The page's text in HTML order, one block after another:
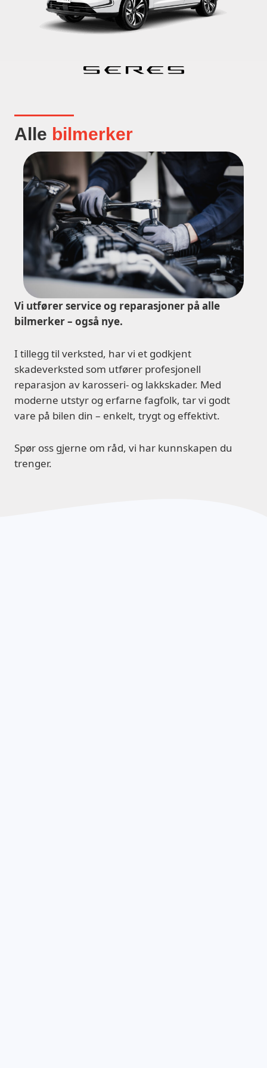
Alle bilmerker
Vi utfører service og reparasjoner på alle
bilmerker – også nye.
I tillegg til verksted, har vi et godkjent
skadeverksted som utfører profesjonell
reparasjon av karosseri- og lakkskader. Med
moderne utstyr og erfarne fagfolk, tar vi godt
vare på bilen din – enkelt, trygt og effektivt.
Spør oss gjerne om råd, vi har kunnskapen du
trenger.